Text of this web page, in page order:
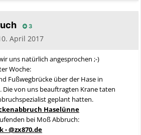
3
April 2017
uns natürlich angesprochen ;-)
Woche:
Fußwegbrücke über der Hase in
Die von uns beauftragten Krane taten
geplant hatten.
Haselünne
bei Moß Abbruch:
- @zx870.de